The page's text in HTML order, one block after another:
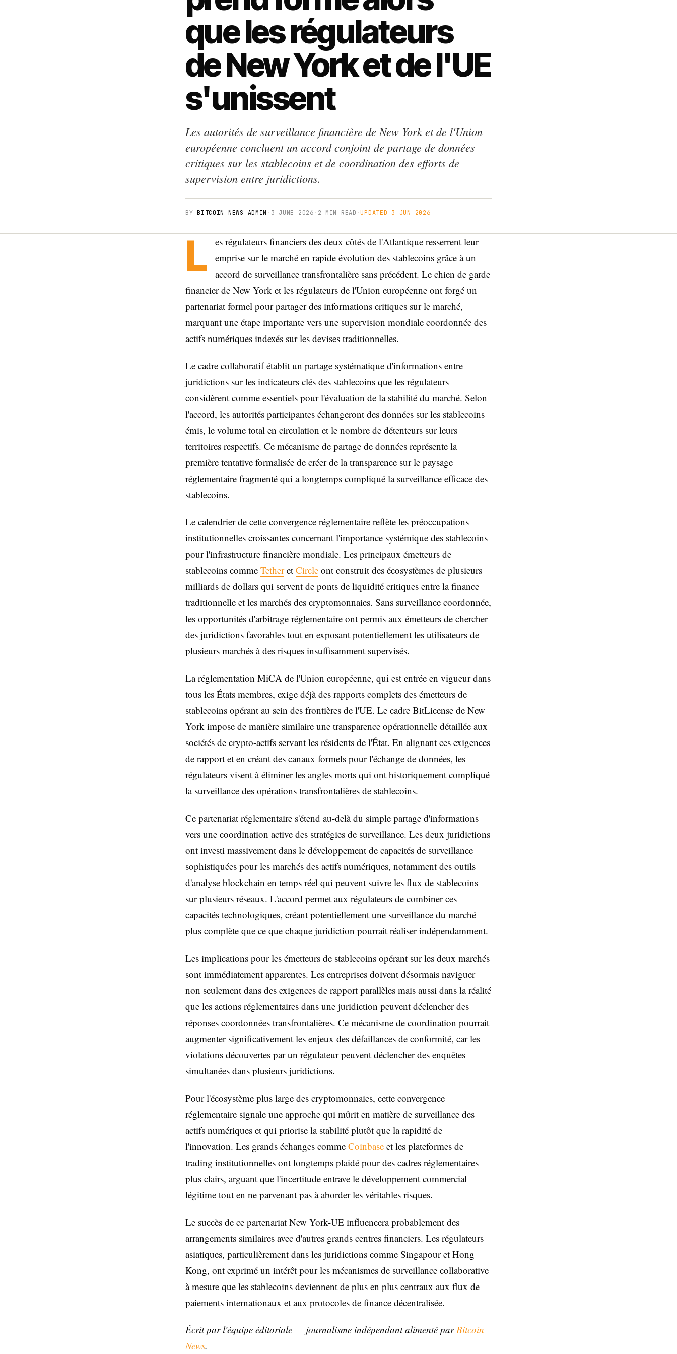
que les régulateurs
de New York et de l'UE
s'unissent
Les autorités de surveillance financière de New York et de l'Union
européenne concluent un accord conjoint de partage de données
critiques sur les stablecoins et de coordination des efforts de
supervision entre juridictions.
BYBITCOIN NEWS ADMIN · 3 JUNE 2026 · 2 MIN READ ·UPDATED 3 JUN 2026
L
es régulateurs financiers des deux côtés de l'Atlantique resserrent leur
emprise sur le marché en rapide évolution des stablecoins grâce à un
accord de surveillance transfrontalière sans précédent. Le chien de garde
financier de New York et les régulateurs de l'Union européenne ont forgé un
partenariat formel pour partager des informations critiques sur le marché,
marquant une étape importante vers une supervision mondiale coordonnée des
actifs numériques indexés sur les devises traditionnelles.
Le cadre collaboratif établit un partage systématique d'informations entre
juridictions sur les indicateurs clés des stablecoins que les régulateurs
considèrent comme essentiels pour l'évaluation de la stabilité du marché. Selon
l'accord, les autorités participantes échangeront des données sur les stablecoins
émis, le volume total en circulation et le nombre de détenteurs sur leurs
territoires respectifs. Ce mécanisme de partage de données représente la
première tentative formalisée de créer de la transparence sur le paysage
réglementaire fragmenté qui a longtemps compliqué la surveillance efficace des
stablecoins.
Le calendrier de cette convergence réglementaire reflète les préoccupations
institutionnelles croissantes concernant l'importance systémique des stablecoins
pour l'infrastructure financière mondiale. Les principaux émetteurs de
stablecoins comme Tetheret Circle ont construit des écosystèmes de plusieurs
milliards de dollars qui servent de ponts de liquidité critiques entre la finance
traditionnelle et les marchés des cryptomonnaies. Sans surveillance coordonnée,
les opportunités d'arbitrage réglementaire ont permis aux émetteurs de chercher
des juridictions favorables tout en exposant potentiellement les utilisateurs de
plusieurs marchés à des risques insuffisamment supervisés.
La réglementation MiCA de l'Union européenne, qui est entrée en vigueur dans
tous les États membres, exige déjà des rapports complets des émetteurs de
stablecoins opérant au sein des frontières de l'UE. Le cadre BitLicense de New
York impose de manière similaire une transparence opérationnelle détaillée aux
sociétés de crypto-actifs servant les résidents de l'État. En alignant ces exigences
de rapport et en créant des canaux formels pour l'échange de données, les
régulateurs visent à éliminer les angles morts qui ont historiquement compliqué
la surveillance des opérations transfrontalières de stablecoins.
Ce partenariat réglementaire s'étend au-delà du simple partage d'informations
vers une coordination active des stratégies de surveillance. Les deux juridictions
ont investi massivement dans le développement de capacités de surveillance
sophistiquées pour les marchés des actifs numériques, notamment des outils
d'analyse blockchain en temps réel qui peuvent suivre les flux de stablecoins
sur plusieurs réseaux. L'accord permet aux régulateurs de combiner ces
capacités technologiques, créant potentiellement une surveillance du marché
plus complète que ce que chaque juridiction pourrait réaliser indépendamment.
Les implications pour les émetteurs de stablecoins opérant sur les deux marchés
sont immédiatement apparentes. Les entreprises doivent désormais naviguer
non seulement dans des exigences de rapport parallèles mais aussi dans la réalité
que les actions réglementaires dans une juridiction peuvent déclencher des
réponses coordonnées transfrontalières. Ce mécanisme de coordination pourrait
augmenter significativement les enjeux des défaillances de conformité, car les
violations découvertes par un régulateur peuvent déclencher des enquêtes
simultanées dans plusieurs juridictions.
Pour l'écosystème plus large des cryptomonnaies, cette convergence
réglementaire signale une approche qui mûrit en matière de surveillance des
actifs numériques et qui priorise la stabilité plutôt que la rapidité de
l'innovation. Les grands échanges comme Coinbase et les plateformes de
trading institutionnelles ont longtemps plaidé pour des cadres réglementaires
plus clairs, arguant que l'incertitude entrave le développement commercial
légitime tout en ne parvenant pas à aborder les véritables risques.
Le succès de ce partenariat New York-UE influencera probablement des
arrangements similaires avec d'autres grands centres financiers. Les régulateurs
asiatiques, particulièrement dans les juridictions comme Singapour et Hong
Kong, ont exprimé un intérêt pour les mécanismes de surveillance collaborative
à mesure que les stablecoins deviennent de plus en plus centraux aux flux de
paiements internationaux et aux protocoles de finance décentralisée.
Écrit par l'équipe éditoriale — journalisme indépendant alimenté parBitcoin
News.